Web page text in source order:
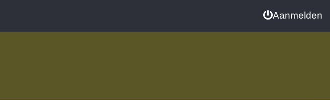
Aanmelden